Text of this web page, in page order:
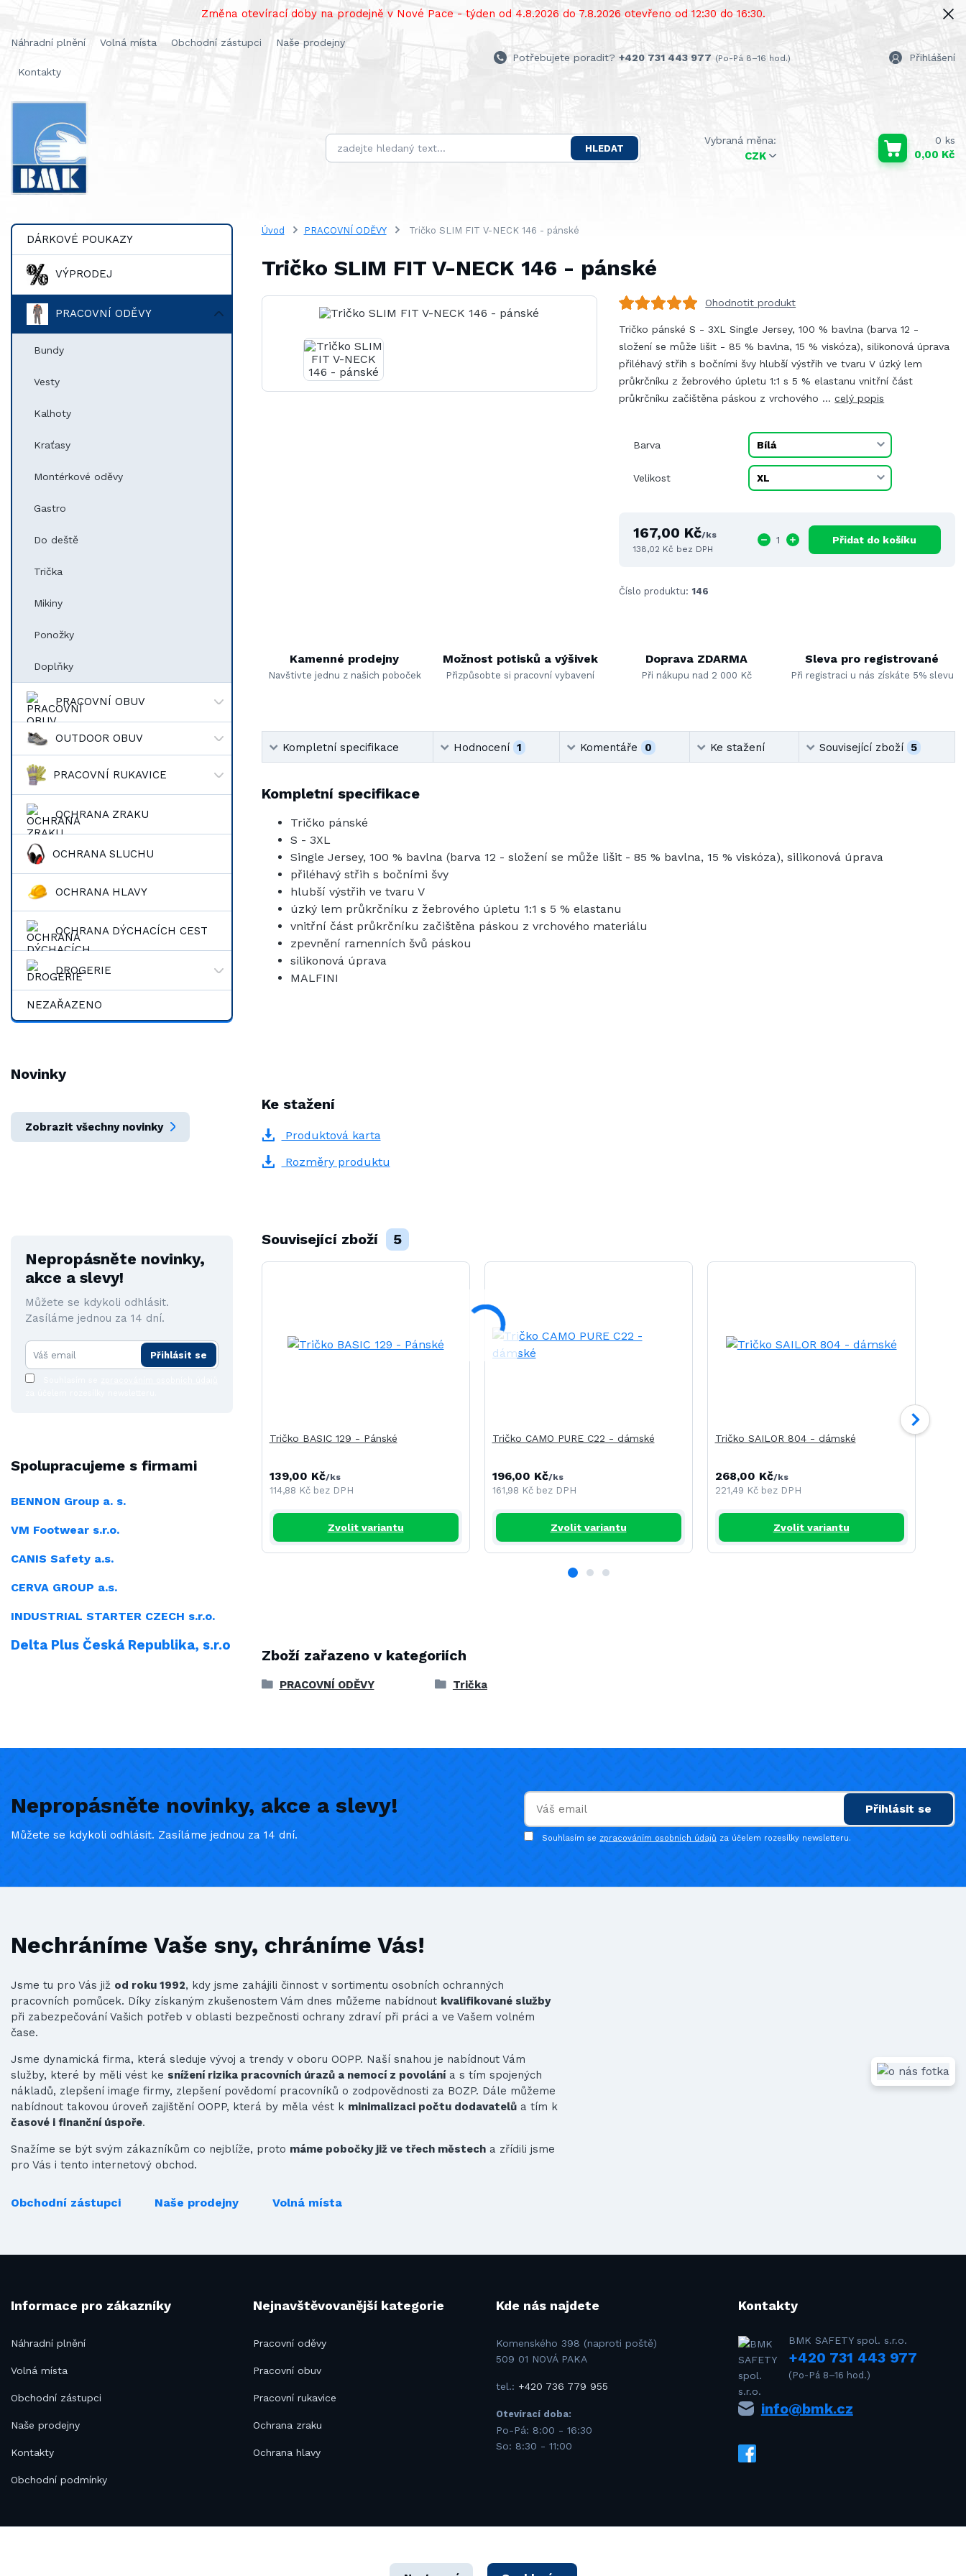
Změna otevírací doby na prodejně v Nové Pace - týden od 4.8.2026 do 7.8.2026 otevřeno od 12:30 do 16:30.
Náhradní plnění Volná místa Obchodní zástupci Naše prodejny
Kontakty
CZK
Přihlášení
HLEDAT
Potřebujete poradit? +420 731 443 977 (Po-Pá 8–16 hod.)
0 ks
0,00 Kč
DÁRKOVÉ POUKAZY
VÝPRODEJ
PRACOVNÍ ODĚVY
Bundy
Vesty
Kalhoty
Kraťasy
Montérkové oděvy
Gastro
Do deště
Trička
Mikiny
Ponožky
Doplňky
PRACOVNÍ OBUV
OUTDOOR OBUV
PRACOVNÍ RUKAVICE
OCHRANA ZRAKU
OCHRANA SLUCHU
OCHRANA HLAVY
OCHRANA DÝCHACÍCH CEST
DROGERIE
NEZAŘAZENO
Novinky
Zobrazit všechny novinky
Nepropásněte novinky,
akce a slevy!
Můžete se kdykoli odhlásit.
Zasíláme jednou za 14 dní.
Přihlásit se
Spolupracujeme s firmami
BENNON Group a. s.
VM Footwear s.r.o.
CANIS Safety a.s.
CERVA GROUP a.s.
INDUSTRIAL STARTER CZECH s.r.o.
Delta Plus Česká Republika, s.r.o
Úvod PRACOVNÍ ODĚVY Tričko SLIM FIT V-NECK 146 - pánské
Tričko SLIM FIT V-NECK 146 - pánské
Ohodnotit produkt
Tričko pánské S - 3XL Single Jersey, 100 % bavlna (barva 12 -
složení se může lišit - 85 % bavlna, 15 % viskóza), silikonová úprava
přiléhavý střih s bočními švy hlubší výstřih ve tvaru V úzký lem
průkrčníku z žebrového úpletu 1:1 s 5 % elastanu vnitřní část
průkrčníku začištěna páskou z vrchového ...celý popis
Barva
Velikost
167,00 Kč/ks
138,02 Kč bez DPH
Přidat do košíku
Číslo produktu: 146
Kamenné prodejny
Navštivte jednu z našich poboček
Možnost potisků a výšivek
Přizpůsobte si pracovní vybavení
Doprava ZDARMA
Při nákupu nad 2 000 Kč
Sleva pro registrované
Při registraci u nás získáte 5% slevu
Kompletní specifikace Hodnocení 1 Komentáře 0 Ke stažení Související zboží 5
Kompletní specifikace
Tričko pánské
S - 3XL
Single Jersey, 100 % bavlna (barva 12 - složení se může lišit - 85 % bavlna, 15 % viskóza), silikonová úprava
přiléhavý střih s bočními švy
hlubší výstřih ve tvaru V
úzký lem průkrčníku z žebrového úpletu 1:1 s 5 % elastanu
vnitřní část průkrčníku začištěna páskou z vrchového materiálu
zpevnění ramenních švů páskou
silikonová úprava
MALFINI
Ke stažení
Produktová karta
Rozměry produktu
Související zboží 5
Tričko BASIC 129 - Pánské
139,00 Kč/ks
114,88 Kč bez DPH
Zvolit variantu
Tričko CAMO PURE C22 - dámské
196,00 Kč/ks
161,98 Kč bez DPH
Zvolit variantu
Tričko SAILOR 804 - dámské
268,00 Kč/ks
221,49 Kč bez DPH
Zvolit variantu
Zboží zařazeno v kategoriích
PRACOVNÍ ODĚVY Trička
Nepropásněte novinky, akce a slevy!
Můžete se kdykoli odhlásit. Zasíláme jednou za 14 dní.
Přihlásit se
Souhlasím se zpracováním osobních údajů za účelem rozesílky newsletteru.
Nechráníme Vaše sny, chráníme Vás!
Jsme tu pro Vás již od roku 1992, kdy jsme zahájili činnost v sortimentu osobních ochranných
pracovních pomůcek. Díky získaným zkušenostem Vám dnes můžeme nabídnout kvalifikované služby
při zabezpečování Vašich potřeb v oblasti bezpečnosti ochrany zdraví při práci a ve Vašem volném
čase.
Jsme dynamická firma, která sleduje vývoj a trendy v oboru OOPP. Naší snahou je nabídnout Vám
služby, které by měli vést ke snížení rizika pracovních úrazů a nemocí z povolánía s tím spojených
nákladů, zlepšení image firmy, zlepšení povědomí pracovníků o zodpovědnosti za BOZP. Dále můžeme
nabídnout takovou úroveň zajištění OOPP, která by měla vést k minimalizaci počtu dodavatelů a tím k
časové i finanční úspoře.
Snažíme se být svým zákazníkům co nejblíže, proto máme pobočky již ve třech městech a zřídili jsme
pro Vás i tento internetový obchod.
Obchodní zástupci Naše prodejny Volná místa
Informace pro zákazníky
Náhradní plnění
Volná místa
Obchodní zástupci
Naše prodejny
Kontakty
Obchodní podmínky
Nejnavštěvovanější kategorie
Pracovní oděvy
Pracovní obuv
Pracovní rukavice
Ochrana zraku
Ochrana hlavy
Kde nás najdete
Komenského 398 (naproti poště)
509 01 NOVÁ PAKA
tel.: +420 736 779 955
Otevírací doba:
Po-Pá: 8:00 - 16:30
So: 8:30 - 11:00
Kontakty
BMK SAFETY spol. s.r.o.
+420 731 443 977
(Po-Pá 8–16 hod.)
info@bmk.cz